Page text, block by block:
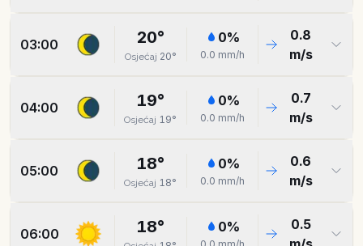
03:00 20°
Osjećaj 20°
0%
0.0 mm/h
0.8
m/s
04:00 19°
Osjećaj 19°
0%
0.0 mm/h
0.7
m/s
05:00 18°
Osjećaj 18°
0%
0.0 mm/h
0.6
m/s
06:00 18° 0%
0.5